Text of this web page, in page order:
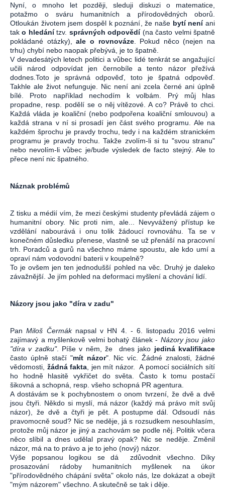
Nyní, o mnoho let později, sleduji diskuzi o matematice,
potažmo o sváru humanitních a přírodovědných oborů.
Otloukán životem jsem dospěl k poznání, že naše bytí neníani
tako hledánítzv. správných odpovědí(na často velmi špatně
pokládané otázky),ale o rovnováze. Pokud něco (nejen na
trhu) chybí nebo naopak přebývá, je to špatně.
V devadesátých letech politici a vůbec lidé tenkrát se angažující
učili národ odpovídat jen černobíle a tento názor přežívá
dodnes.Toto je správná odpověď, toto je špatná odpověď.
Takhle ale život nefunguje. Nic není ani zcela černé ani úplně
bílé. Proto například nechodím k volbám. Prý můj hlas
propadne, resp. podělí se o něj vítězové. A co? Právě to chci.
Každá vláda je koaliční (nebo podpořena koaliční smlouvou) a
každá strana v ní si prosadí jen část svého programu. Ale na
každém šprochu je pravdy trochu, tedy i na každém stranickém
programu je pravdy trochu. Takže zvolím-li si tu "svou stranu"
nebo nevolím-li vůbec je/bude výsledek de facto stejný. Ale to
přece není nic špatného.
Náznak problémů
Z tisku a médií vím, že mezi českými studenty převládá zájem o
humanitní obory. Nic proti nim, ale... Nevyvážený přístup ke
vzdělání nabourává i onu tolik žádoucí rovnováhu. Ta se v
konečném důsledku přenese, vlastně se už přenáší na pracovní
trh. Poradců a gurů na všechno máme spoustu, ale kdo umí a
opraví nám vodovodní baterii v koupelně?
To je ovšem jen ten jednodušší pohled na věc. Druhý je daleko
závažnější. Je jím pohled na deformaci myšlení a chování lidí.
Názory jsou jako "díra v zadu"
PanMiloš Čermáknapsal v HN 4. - 6. listopadu 2016 velmi
zajímavý a myšlenkově velmi bohatý článek - Názory jsou jako
"díra v zadku". Píše v něm, že dnes jako jediná kvalifikace
často úplně stačí "mít názor". Nic víc. Žádné znalosti, žádné
vědomosti, žádná fakta , jen mít názor. A pomocí sociálních sítí
ho hodně hlasitě vykřičet do světa. Často k tomu postačí
šikovná a schopná, resp. všeho schopná PR agentura.
A dostávám se k pochybnostem o onom tvrzení, že dvě a dvě
jsou čtyři. Někdo si myslí, má názor (každý má právo mít svůj
názor), že dvě a čtyři je pět. A postupme dál. Odsoudí nás
pravomocně soud? Nic se neděje, já s rozsudkem nesouhlasím,
protože můj názor je jiný a zachovám se podle něj. Politik včera
něco slíbil a dnes udělal pravý opak? Nic se neděje. Změnil
názor, má na to právo a je to jeho (nový) názor.
Výše popsanou logikou se dá zdůvodnit všechno. Díky
prosazování rádoby humanitních myšlenek na úkor
"přírodovědného chápání světa" okolo nás, lze dokázat a obejít
"mým názorem" všechno. A skutečně se tak i děje.